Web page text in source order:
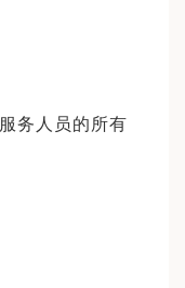
务人员的所有